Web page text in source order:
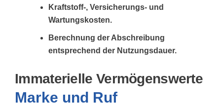
Kraftstoff-, Versicherungs- und
Wartungskosten.
Berechnung der Abschreibung
entsprechend der Nutzungsdauer.
Immaterielle Vermögenswerte
Marke und Ruf